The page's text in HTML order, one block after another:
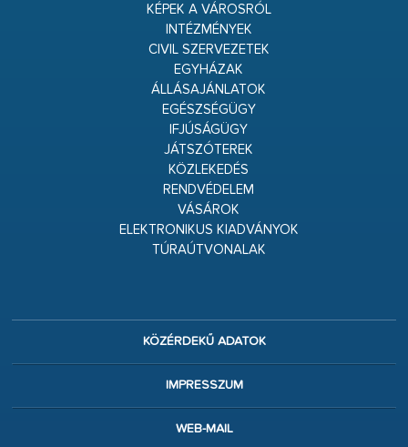
KÉPEK A VÁROSRÓL
INTÉZMÉNYEK
CIVIL SZERVEZETEK
EGYHÁZAK
ÁLLÁSAJÁNLATOK
EGÉSZSÉGÜGY
IFJÚSÁGÜGY
JÁTSZÓTEREK
KÖZLEKEDÉS
RENDVÉDELEM
VÁSÁROK
ELEKTRONIKUS KIADVÁNYOK
TÚRAÚTVONALAK
KÖZÉRDEKŰ ADATOK
IMPRESSZUM
WEB-MAIL